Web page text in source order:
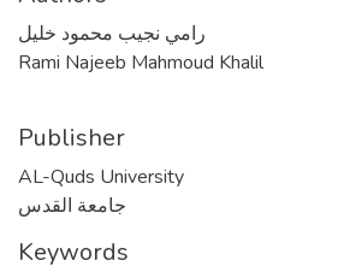
رامي نجيب محمود خليل
Rami Najeeb Mahmoud Khalil
Publisher
AL-Quds University
جامعة القدس
Keywords